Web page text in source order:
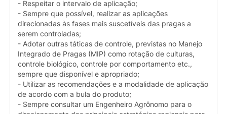
- Respeitar o intervalo de aplicação;
- Sempre que possível, realizar as aplicações
direcionadas às fases mais suscetíveis das pragas a
serem controladas;
- Adotar outras táticas de controle, previstas no Manejo
Integrado de Pragas (MIP) como rotação de culturas,
controle biológico, controle por comportamento etc.,
sempre que disponível e apropriado;
- Utilizar as recomendações e a modalidade de aplicação
de acordo com a bula do produto;
- Sempre consultar um Engenheiro Agrônomo para o